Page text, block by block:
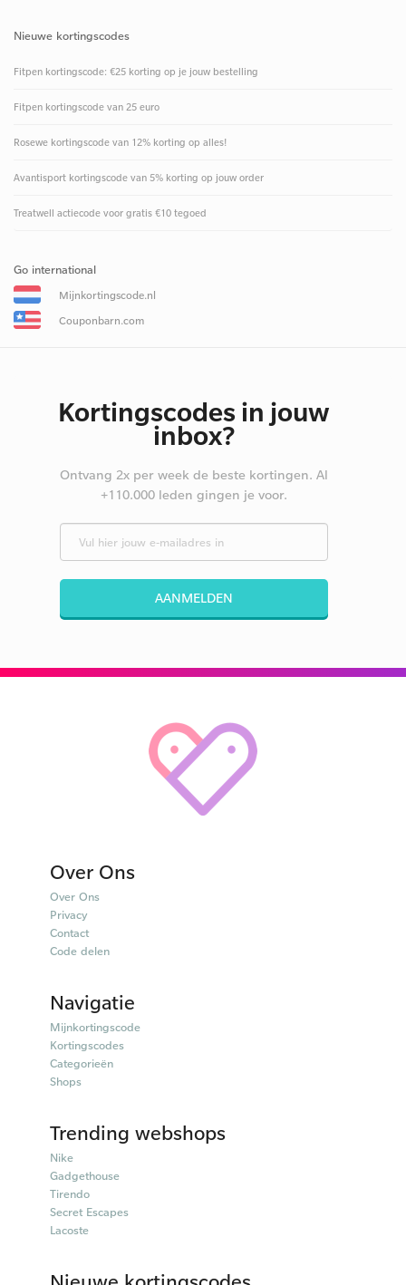
Nieuwe kortingscodes
Fitpen kortingscode: €25 korting op je jouw bestelling
Fitpen kortingscode van 25 euro
Rosewe kortingscode van 12% korting op alles!
Avantisport kortingscode van 5% korting op jouw order
Treatwell actiecode voor gratis €10 tegoed
Go international
Mijnkortingscode.nl
Couponbarn.com
Kortingscodes in jouw
inbox?
Ontvang 2x per week de beste kortingen. Al
+110.000 leden gingen je voor.
AANMELDEN
Over Ons
Over Ons
Privacy
Contact
Code delen
Navigatie
Mijnkortingscode
Kortingscodes
Categorieën
Shops
Trending webshops
Nike
Gadgethouse
Tirendo
Secret Escapes
Lacoste